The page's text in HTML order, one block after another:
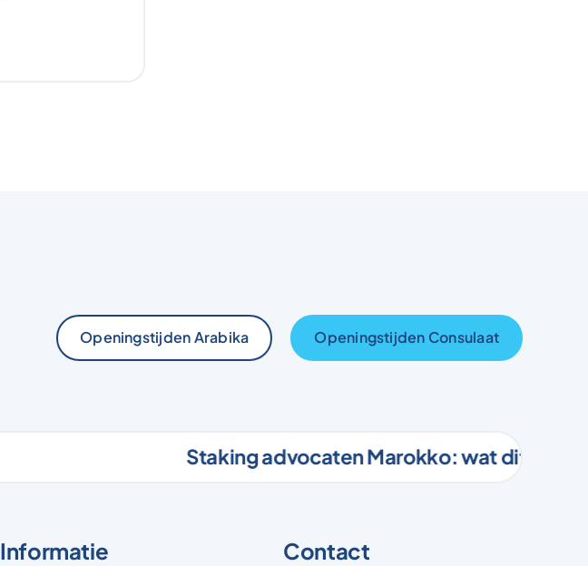
Openingstijden Arabika Openingstijden Consulaat
Staking advocaten Marokko: wat dit betekent
Informatie Contact